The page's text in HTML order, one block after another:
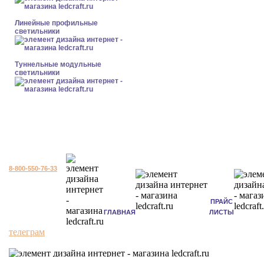
Линейные профильные
светильники
Туннельные модульные
светильники
8-800-550-76-33
ГЛАВНАЯ
ПРАЙС
ЛИСТЫ
телеграм